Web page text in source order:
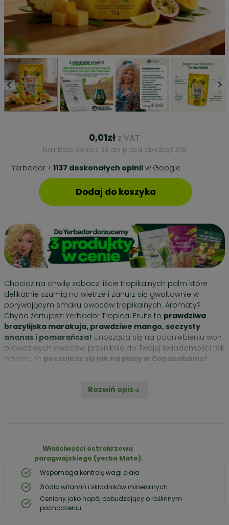
0,01zł z VAT
Najniższa cena z 30 dni przed obniżką: 0.01zł
Yerbador > 1137 doskonałych opinii w Google
ilość
YERBA
MATE
OWOCE
TROPIKALNE
75g
PROMO!
Dodaj do koszyka
Chociaż na chwilę zobacz liście tropikalnych palm które
delikatnie szumią na wietrze i zanurz się gwałtownie w
porywającym smaku owoców tropikalnych. Aromaty?
Chyba żartujesz! Yerbador Tropical Fruits to prawdziwa
brazylijska marakuja, prawdziwe mango, soczysty
ananas i pomarańcza! Unosząca się na podniebieniu woń
prawdziwych owoców, przeniknie do Twojej świadomości tak
bardzo, że poczujesz się jak na plaży w Copacabanie!
Rozwiń opis
Właściwości ostrokrzewu
paragwajskiego (yerba Mate)
Wspomaga kontrolę wagi ciała
Źródło witamin i składników mineralnych
Ceniony jako napój pobudzający o roślinnym
pochodzeniu